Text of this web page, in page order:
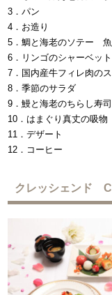
3．パン
4．お造り
5．鯛と海老のソテー
6．リンゴのシャーベット
7．国内産牛フィレ肉の
8．季節のサラダ
9．鰻と海老のちらし寿司
10．はまぐり真丈の吸物
11．デザート
12．コーヒー
クレッシェンド